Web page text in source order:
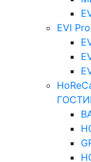
EVI